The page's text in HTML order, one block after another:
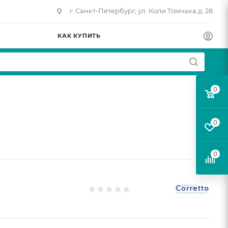
г. Санкт-Петербург, ул. Коли Томчака д. 28
КАК КУПИТЬ
0
0
0